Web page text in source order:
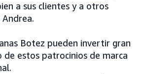
a sus clientes y a otros
Andrea.
Botez pueden invertir gran
estos patrocinios de marca